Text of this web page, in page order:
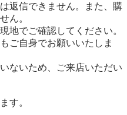
返信できません。また、購
ん。
地でご確認してください。
ご自身でお願いいたしま
ないため、ご来店いただい
す。